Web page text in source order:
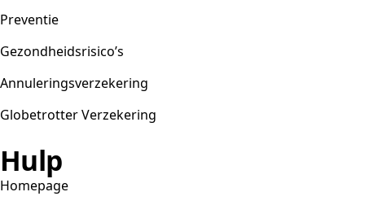
Preventie
Gezondheidsrisico’s
Annuleringsverzekering
Globetrotter Verzekering
Hulp
Homepage